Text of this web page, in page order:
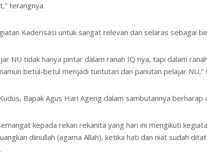
terangnya.
Kaderisasi untuk sangat relevan dan selaras sebagai
NU tidak hanya pintar dalam ranah IQ nya, tapi dalam
betul-betul menjadi tuntutan dan panutan pelajar NU,”
Bapak Agus Hari Ageng dalam sambutannya
kepada rekan rekanita yang hari ini mengikuti
diinullah (agama Allah), ketika hati dan niat sudah